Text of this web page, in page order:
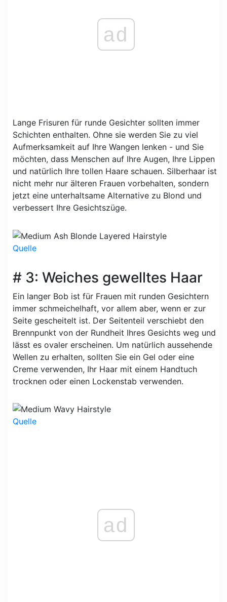
ad
Lange Frisuren für runde Gesichter sollten immer
Schichten enthalten. Ohne sie werden Sie zu viel
Aufmerksamkeit auf Ihre Wangen lenken - und Sie
möchten, dass Menschen auf Ihre Augen, Ihre Lippen
und natürlich Ihre tollen Haare schauen. Silberhaar ist
nicht mehr nur älteren Frauen vorbehalten, sondern
jetzt eine unterhaltsame Alternative zu Blond und
verbessert Ihre Gesichtszüge.
Quelle
# 3: Weiches gewelltes Haar
Ein langer Bob ist für Frauen mit runden Gesichtern
immer schmeichelhaft, vor allem aber, wenn er zur
Seite gescheitelt ist. Der Seitenteil verschiebt den
Brennpunkt von der Rundheit Ihres Gesichts weg und
lässt es ovaler erscheinen. Um natürlich aussehende
Wellen zu erhalten, sollten Sie ein Gel oder eine
Creme verwenden, Ihr Haar mit einem Handtuch
trocknen oder einen Lockenstab verwenden.
Quelle
ad